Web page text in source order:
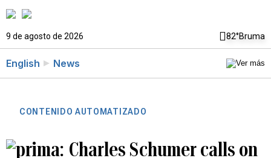
9 de agosto de 2026 82°Bruma
English News
CONTENIDO AUTOMATIZADO
Charles Schumer calls on